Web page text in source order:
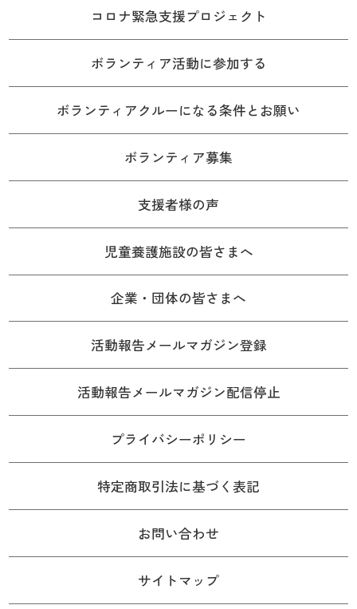
コロナ緊急支援プロジェクト
ボランティア活動に参加する
ボランティアクルーになる条件とお願い
ボランティア募集
支援者様の声
児童養護施設の皆さまへ
企業・団体の皆さまへ
活動報告メールマガジン登録
活動報告メールマガジン配信停止
プライバシーポリシー
特定商取引法に基づく表記
お問い合わせ
サイトマップ